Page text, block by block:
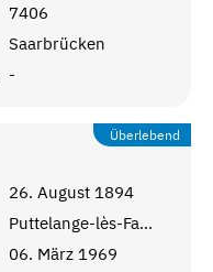
7406
Saarbrücken
-
Überlebend
26. August 1894
Puttelange-lès-Farschviller, Lothringen
06. März 1969